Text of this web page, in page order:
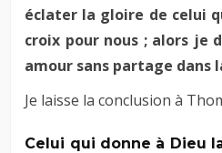
éclater la gloire de celui
croix pour nous ; alors je
amour sans partage dans
Je laisse la conclusion à
Celui qui donne à Dieu